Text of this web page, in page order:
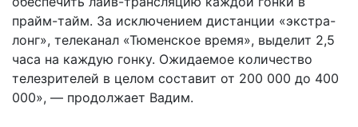
прайм-тайм. За исключением дистанции «экстра-
лонг», телеканал «Тюменское время», выделит 2,5
часа на каждую гонку. Ожидаемое количество
телезрителей в целом составит от 200 000 до 400
000», — продолжает Вадим.